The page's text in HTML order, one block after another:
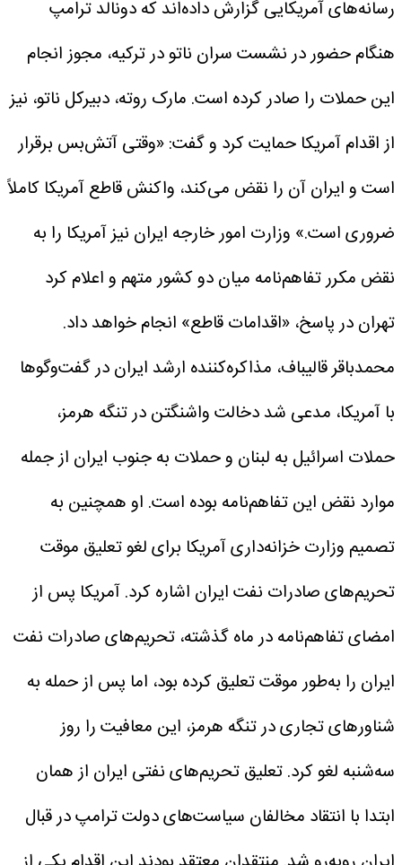
رسانه‌های آمریکایی گزارش داده‌اند که دونالد ترامپ
هنگام حضور در نشست سران ناتو در ترکیه، مجوز انجام
این حملات را صادر کرده است. مارک روته، دبیرکل ناتو، نیز
از اقدام آمریکا حمایت کرد و گفت: «وقتی آتش‌بس برقرار
است و ایران آن را نقض می‌کند، واکنش قاطع آمریکا کاملاً
ضروری است.» وزارت امور خارجه ایران نیز آمریکا را به
نقض مکرر تفاهم‌نامه میان دو کشور متهم و اعلام کرد
تهران در پاسخ، «اقدامات قاطع» انجام خواهد داد.
محمدباقر قالیباف، مذاکره‌کننده ارشد ایران در گفت‌وگوها
با آمریکا، مدعی شد دخالت واشنگتن در تنگه هرمز،
حملات اسرائیل به لبنان و حملات به جنوب ایران از جمله
موارد نقض این تفاهم‌نامه بوده است. او همچنین به
تصمیم وزارت خزانه‌داری آمریکا برای لغو تعلیق موقت
تحریم‌های صادرات نفت ایران اشاره کرد.آمریکا پس از
امضای تفاهم‌نامه در ماه گذشته، تحریم‌های صادرات نفت
ایران را به‌طور موقت تعلیق کرده بود، اما پس از حمله به
شناورهای تجاری در تنگه هرمز، این معافیت را روز
سه‌شنبه لغو کرد.تعلیق تحریم‌های نفتی ایران از همان
ابتدا با انتقاد مخالفان سیاست‌های دولت ترامپ در قبال